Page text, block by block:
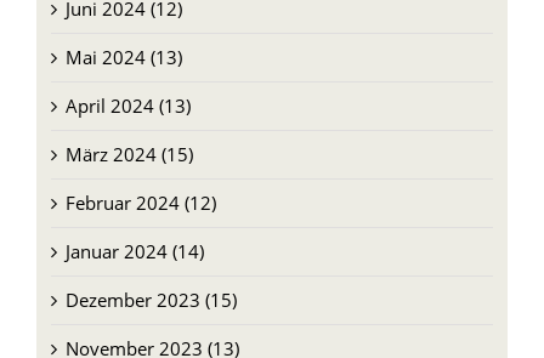
Juni 2024 (12)
Mai 2024 (13)
April 2024 (13)
März 2024 (15)
Februar 2024 (12)
Januar 2024 (14)
Dezember 2023 (15)
November 2023 (13)